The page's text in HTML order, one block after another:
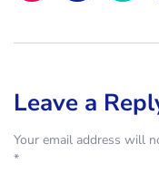
Leave a
Your email address will
*